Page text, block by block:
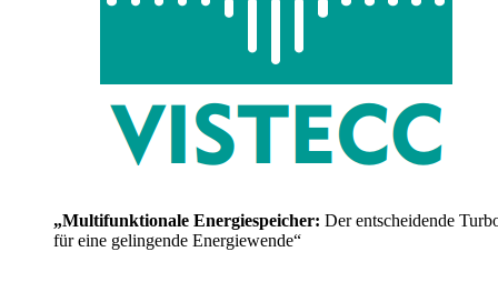
„Multifunktionale Energiespeicher: Der entscheidende
für eine gelingende Energiewende“